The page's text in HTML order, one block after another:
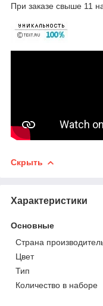
При заказе свыше 11
Скрыть
Характеристики
Основные
Страна
Цвет
Тип
Количество в наборе